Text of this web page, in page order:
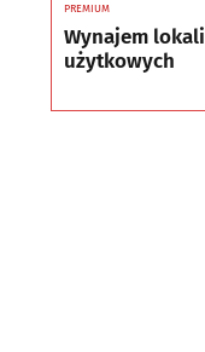
PREMIUM
Wynajem lokali
użytkowych